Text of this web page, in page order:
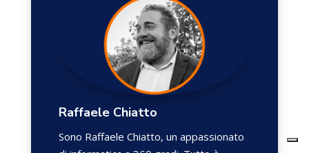
Raffaele Chiatto
Sono Raffaele Chiatto, un appassionato